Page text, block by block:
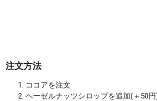
注文方法
ココアを注文
ヘーゼルナッツシロップを追加(＋50